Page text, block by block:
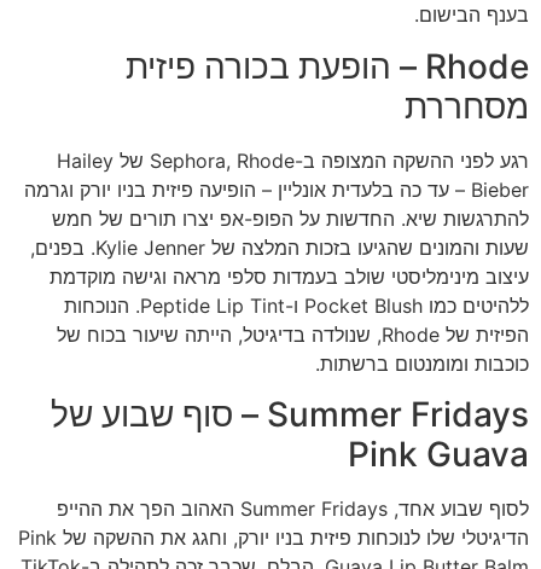
בענף הבישום.
Rhode – הופעת בכורה פיזית
מסחררת
רגע לפני ההשקה המצופה ב-Sephora, Rhode של Hailey
Bieber – עד כה בלעדית אונליין – הופיעה פיזית בניו יורק וגרמה
להתרגשות שיא. החדשות על הפופ-אפ יצרו תורים של חמש
שעות והמונים שהגיעו בזכות המלצה של Kylie Jenner. בפנים,
עיצוב מינימליסטי שולב בעמדות סלפי מראה וגישה מוקדמת
ללהיטים כמו Pocket Blush ו-Peptide Lip Tint. הנוכחות
הפיזית של Rhode, שנולדה בדיגיטל, הייתה שיעור בכוח של
כוכבות ומומנטום ברשתות.
Summer Fridays – סוף שבוע של
Pink Guava
לסוף שבוע אחד, Summer Fridays האהוב הפך את ההייפ
הדיגיטלי שלו לנוכחות פיזית בניו יורק, וחגג את ההשקה של Pink